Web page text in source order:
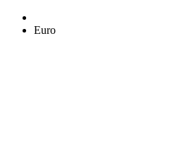
Euro